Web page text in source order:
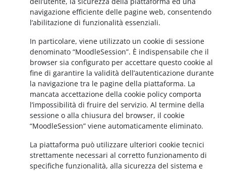
navigazione efficiente delle pagine web, consentendo
l’abilitazione di funzionalità essenziali.
In particolare, viene utilizzato un cookie di sessione
denominato “MoodleSession”. È indispensabile che il
browser sia configurato per accettare questo cookie al
fine di garantire la validità dell’autenticazione durante
la navigazione tra le pagine della piattaforma. La
mancata accettazione della cookie policy comporta
l’impossibilità di fruire del servizio. Al termine della
sessione o alla chiusura del browser, il cookie
“MoodleSession” viene automaticamente eliminato.
La piattaforma può utilizzare ulteriori cookie tecnici
strettamente necessari al corretto funzionamento di
specifiche funzionalità, alla sicurezza del sistema e